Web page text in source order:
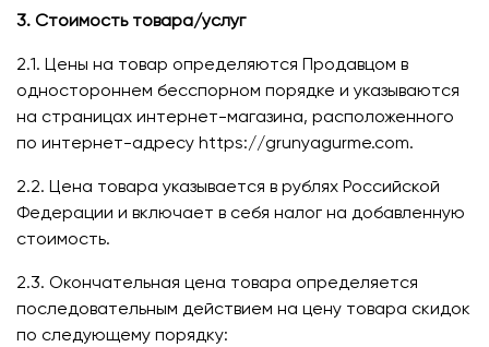
3. Стоимость товара/услуг
2.1. Цены на товар определяются Продавцом в
одностороннем бесспорном порядке и указываются
на страницах интернет-магазина, расположенного
по интернет-адресу https://grunyagurme.com.
2.2. Цена товара указывается в рублях Российской
Федерации и включает в себя налог на добавленную
стоимость.
2.3. Окончательная цена товара определяется
последовательным действием на цену товара скидок
по следующему порядку: